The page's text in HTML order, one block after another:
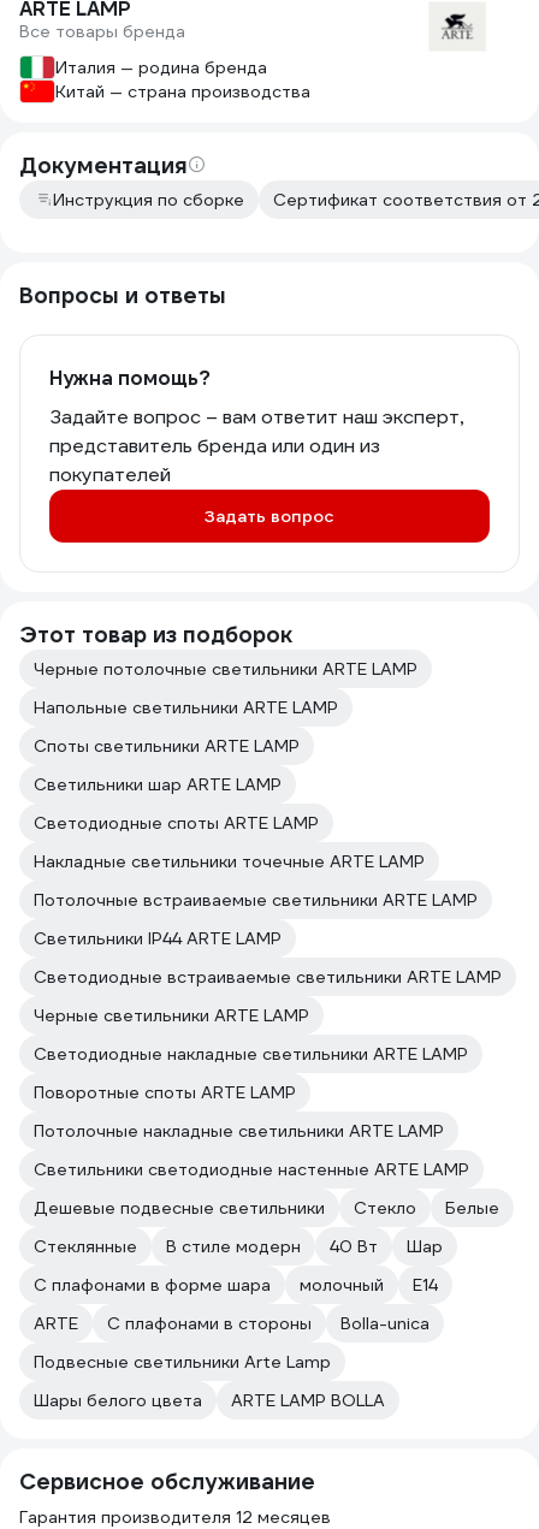
ARTE LAMP
Все товары бренда
Италия — родина бренда
Китай — страна производства
Документация
Инструкция по сборке Сертификат соответствия от
Вопросы и ответы
Нужна помощь?
Задайте вопрос – вам ответит наш эксперт,
представитель бренда или один из
покупателей
Задать вопрос
Этот товар из подборок
Черные потолочные светильники ARTE LAMP
Напольные светильники ARTE LAMP
Споты светильники ARTE LAMP
Светильники шар ARTE LAMP
Светодиодные споты ARTE LAMP
Накладные светильники точечные ARTE LAMP
Потолочные встраиваемые светильники ARTE LAMP
Светильники IP44 ARTE LAMP
Светодиодные встраиваемые светильники ARTE LAMP
Черные светильники ARTE LAMP
Светодиодные накладные светильники ARTE LAMP
Поворотные споты ARTE LAMP
Потолочные накладные светильники ARTE LAMP
Светильники светодиодные настенные ARTE LAMP
Дешевые подвесные светильники
Стекло
Белые
Стеклянные
В стиле модерн 40 Вт
Шар
С плафонами в форме шара
молочный
E14
ARTE
С плафонами в стороны
Bolla-unica
Подвесные светильники Arte Lamp
Шары белого цвета
ARTE LAMP BOLLA
Сервисное обслуживание
Гарантия производителя 12 месяцев